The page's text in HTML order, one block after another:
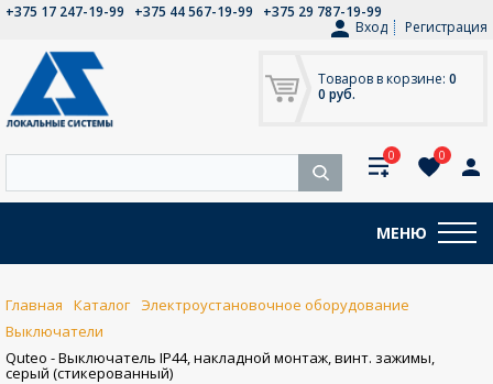
+375 17 247-19-99 +375 44 567-19-99
+375 29 787-19-99
Вход
Регистрация
Товаров в корзине: 0
0 руб.
0 0
МЕНЮ
Главная Каталог
Электроустановочное оборудование
Выключатели
Quteo - Выключатель IP44, накладной монтаж, винт. зажимы,
серый (стикерованный)